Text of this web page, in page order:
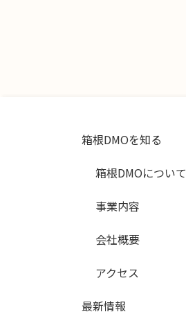
箱根DMOを知る
箱根DMOについて
事業内容
会社概要
アクセス
最新情報